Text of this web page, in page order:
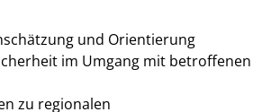
und Orientierung
im Umgang mit betroffenen
zu regionalen